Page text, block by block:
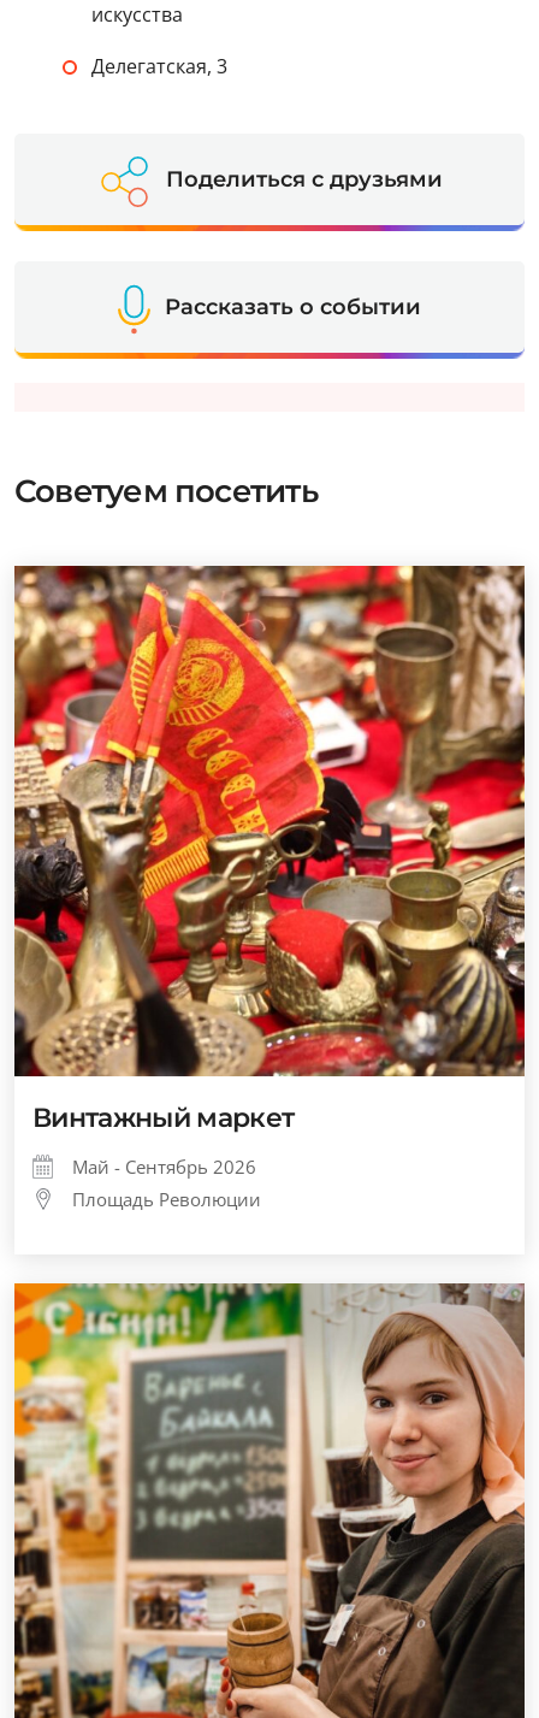
искусства
Делегатская, 3
Поделиться с друзьями
Рассказать о событии
Советуем посетить
Винтажный маркет
Май - Сентябрь 2026
Площадь Революции